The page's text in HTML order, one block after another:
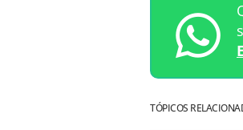
TÓPICOS